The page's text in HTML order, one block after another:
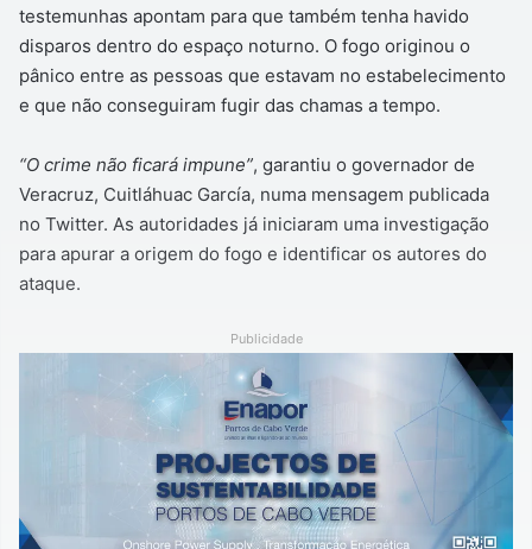
testemunhas apontam para que também tenha havido
disparos dentro do espaço noturno. O fogo originou o
pânico entre as pessoas que estavam no estabelecimento
e que não conseguiram fugir das chamas a tempo.
“O crime não ficará impune”, garantiu o governador de
Veracruz, Cuitláhuac García, numa mensagem publicada
no Twitter. As autoridades já iniciaram uma investigação
para apurar a origem do fogo e identificar os autores do
ataque.
Publicidade